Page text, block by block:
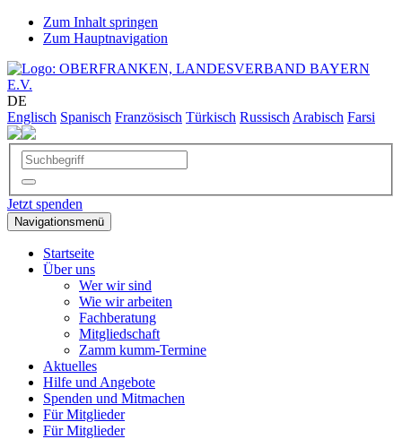
Zum Inhalt springen
Zum Hauptnavigation
DE
Englisch Spanisch Französisch Türkisch Russisch Arabisch Farsi
Jetzt spenden
Navigationsmenü
Startseite
Über uns
Wer wir sind
Wie wir arbeiten
Fachberatung
Mitgliedschaft
Zamm kumm-Termine
Aktuelles
Hilfe und Angebote
Spenden und Mitmachen
Für Mitglieder
Für Mitglieder